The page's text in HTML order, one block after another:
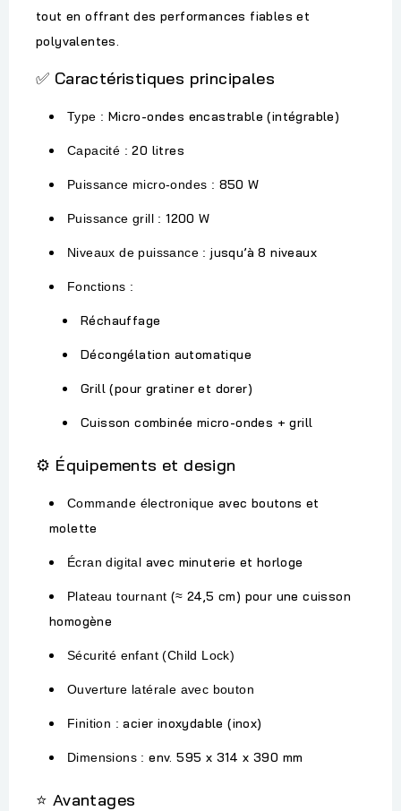
tout en offrant des performances fiables et
polyvalentes.
✅ Caractéristiques principales
Type : Micro-ondes encastrable (intégrable)
Capacité : 20 litres
Puissance micro-ondes : 850 W
Puissance grill : 1200 W
Niveaux de puissance : jusqu’à 8 niveaux
Fonctions :
Réchauffage
Décongélation automatique
Grill (pour gratiner et dorer)
Cuisson combinée micro-ondes + grill
⚙ ️ Équipements et design
Commande électronique avec boutons et
molette
Écran digital avec minuterie et horloge
Plateau tournant (≈ 24,5 cm) pour une cuisson
homogène
Sécurité enfant (Child Lock)
Ouverture latérale avec bouton
Finition : acier inoxydable (inox)
Dimensions : env. 595 x 314 x 390 mm
⭐ Avantages